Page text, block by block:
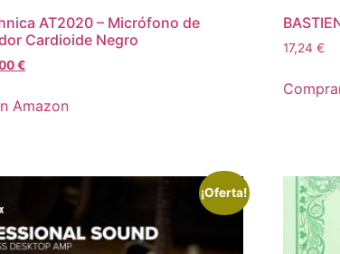
AT2020 – Micrófono de
Cardioide Negro
€
Amazon
17,24 €
¡Oferta!